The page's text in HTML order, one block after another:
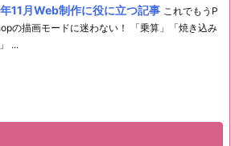
11月Web制作に役に立つ記事 これでもうP
の描画モードに迷わない！ 「乗算」「焼き込み
...